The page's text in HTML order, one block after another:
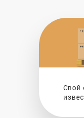
Свой